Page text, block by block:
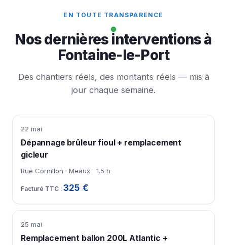
EN TOUTE TRANSPARENCE
Nos dernières interventions à
Fontaine-le-Port
Des chantiers réels, des montants réels — mis à
jour chaque semaine.
22 mai
Dépannage brûleur fioul + remplacement
gicleur
Rue Cornillon · Meaux 1.5 h
325 €
25 mai
Remplacement ballon 200L Atlantic +